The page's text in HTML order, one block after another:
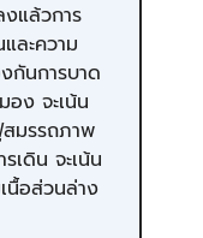
แล้ว​การ
ละความ
กันการบาด
ง จะเน้น
มรรถภาพ
เดิน จะเน้น
นื้อส่วนล่าง